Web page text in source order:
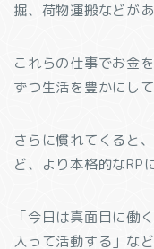
掘、荷物運搬などがあ
これらの仕事でお金
ずつ生活を豊かにし
さらに慣れてくると
ど、より本格的なRP
「今日は真面目に働
入って活動する」な